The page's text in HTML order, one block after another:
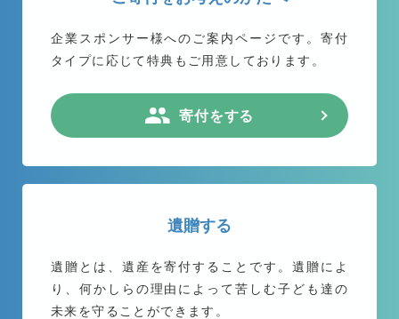
企業スポンサー様へのご案内ページです。 寄付
タイプに応じて特典もご用意しております。
寄付をする
遺贈する
遺贈とは、遺産を寄付することです。遺贈によ
り、何かしらの理由によって苦しむ子ども達の
未来を守ることができます。